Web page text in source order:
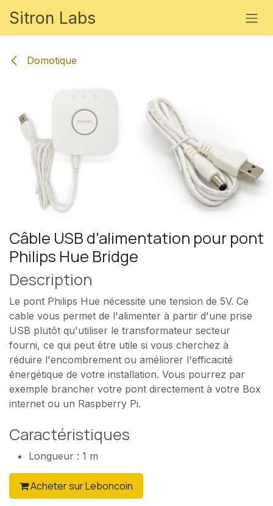
Sitron Labs
Domotique
Câble USB d'alimentation pour pont
Philips Hue Bridge
Description
Le pont Philips Hue nécessite une tension de 5V. Ce
cable vous permet de l'alimenter à partir d'une prise
USB plutôt qu'utiliser le transformateur secteur
fourni, ce qui peut être utile si vous cherchez à
réduire l'encombrement ou améliorer l'efficacité
énergétique de votre installation. Vous pourrez par
exemple brancher votre pont directement à votre Box
internet ou un Raspberry Pi.
Caractéristiques
Longueur : 1 m
Acheter sur Leboncoin